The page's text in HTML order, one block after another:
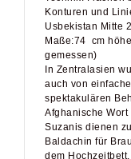
Usbekistan Mitte
Maße:74 cm
gemessen)
In Zentralasien
auch von
spektakulären
Afghanische
Suzanis dienen
Baldachin für
dem
und